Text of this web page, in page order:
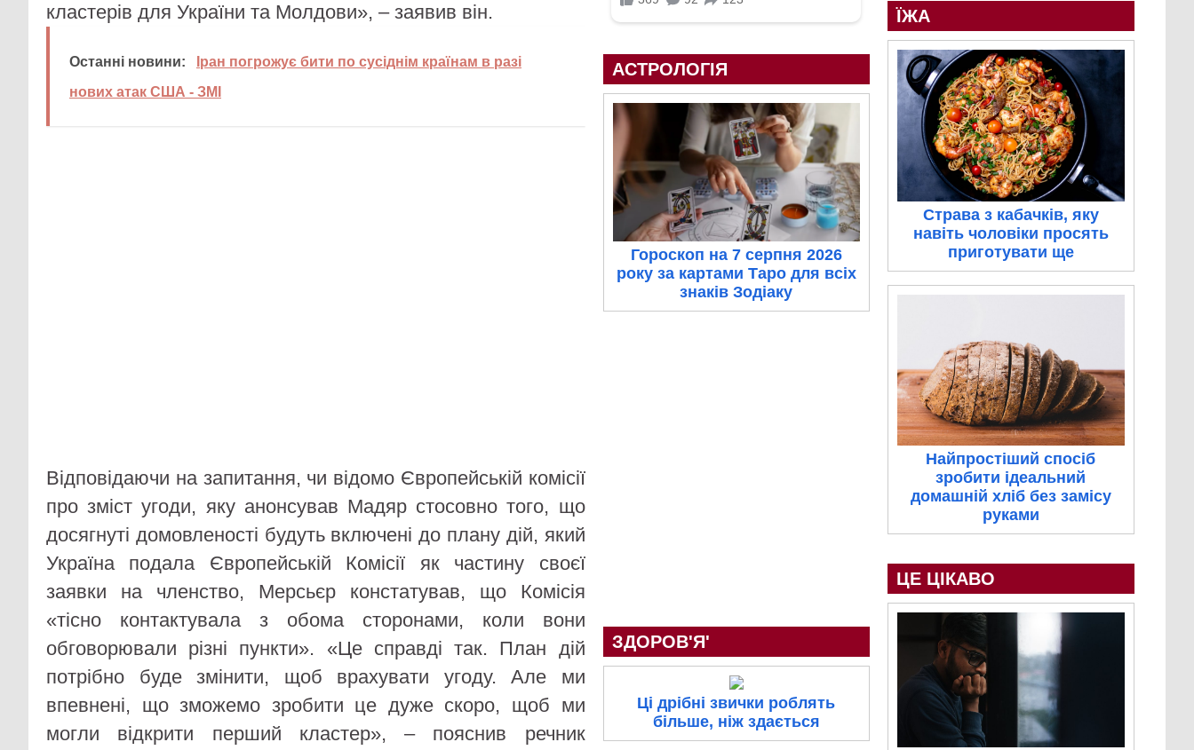
кластерів для України та Молдови», – заявив він.
Останні новини:
Іран погрожує бити по сусіднім країнам в разі
нових атак США - ЗМІ
Відповідаючи на запитання, чи відомо Європейській комісії
про зміст угоди, яку анонсував Мадяр стосовно того, що
досягнуті домовленості будуть включені до плану дій, який
Україна подала Європейській Комісії як частину своєї
заявки на членство, Мерсьєр констатував, що Комісія
«тісно контактувала з обома сторонами, коли вони
обговорювали різні пункти». «Це справді так. План дій
потрібно буде змінити, щоб врахувати угоду. Але ми
впевнені, що зможемо зробити це дуже скоро, щоб ми
могли відкрити перший кластер», – пояснив речник
АСТРОЛОГІЯ
Гороскоп на 7 серпня 2026
року за картами Таро для всіх
знаків Зодіаку
ЗДОРОВ'Я'
Ці дрібні звички роблять
більше, ніж здається
ЇЖА
Страва з кабачків, яку
навіть чоловіки просять
приготувати ще
Найпростіший спосіб
зробити ідеальний
домашній хліб без замісу
руками
ЦЕ ЦІКАВО